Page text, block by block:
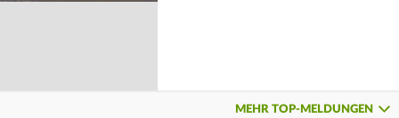
MEHR TOP-MELDUNGEN